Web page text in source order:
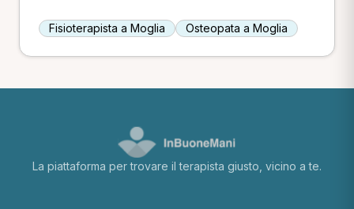
Fisioterapista a Moglia Osteopata a Moglia
La piattaforma per trovare il terapista giusto, vicino a te.